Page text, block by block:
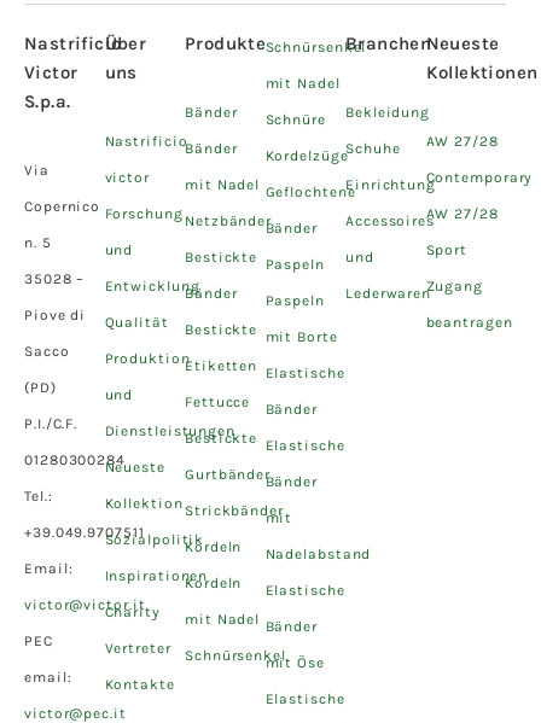
Nastrificio
Victor
S.p.a.
Via
Copernico
n. 5
35028 –
Piove di
Sacco
(PD)
P.I./C.F.
01280300284
Tel.:
+39.049.9707511
Email:
victor@victor.it
PEC
email:
victor@pec.it
Über
uns
Nastrificio
victor
Forschung
und
Entwicklung
Qualität
Produktion
und
Dienstleistungen
Neueste
Kollektion
Sozialpolitik
Inspirationen
Charity
Vertreter
Kontakte
Produkte
Bänder
Bänder
mit Nadel
Netzbänder
Bestickte
Bänder
Bestickte
Etiketten
Fettucce
Bestickte
Gurtbänder
Strickbänder
Kordeln
Kordeln
mit Nadel
Schnürsenkel
Schnürsenkel
mit Nadel
Schnüre
Kordelzüge
Geflochtene
Bänder
Paspeln
Paspeln
mit Borte
Elastische
Bänder
Elastische
Bänder
mit
Nadelabstand
Elastische
Bänder
mit Öse
Elastische
Branchen
Bekleidung
Schuhe
Einrichtung
Accessoires
und
Lederwaren
Neueste
Kollektionen
AW 27/28
Contemporary
AW 27/28
Sport
Zugang
beantragen